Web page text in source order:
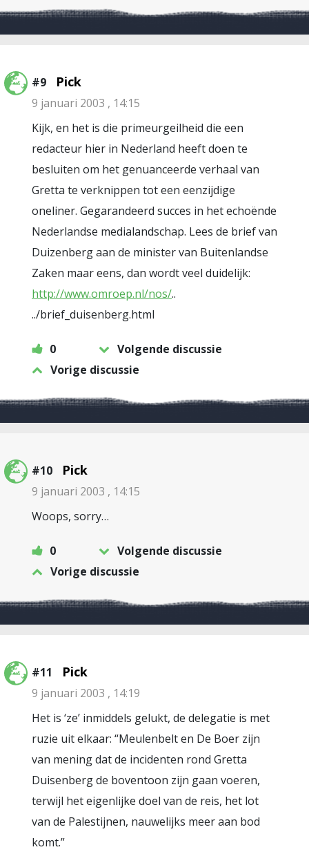
#9 Pick
9 januari 2003 , 14:15
Kijk, en het is die primeurgeilheid die een
redacteur hier in Nederland heeft doen te
besluiten om het genuanceerde verhaal van
Gretta te verknippen tot een eenzijdige
oneliner. Gegarandeerd succes in het echoënde
Nederlandse medialandschap. Lees de brief van
Duizenberg aan de minister van Buitenlandse
Zaken maar eens, dan wordt veel duidelijk:
http://www.omroep.nl/nos/..
../brief_duisenberg.html
0
Volgende discussie
Vorige discussie
#10 Pick
9 januari 2003 , 14:15
Woops, sorry…
0
Volgende discussie
Vorige discussie
#11 Pick
9 januari 2003 , 14:19
Het is ‘ze’ inmiddels gelukt, de delegatie is met
ruzie uit elkaar: “Meulenbelt en De Boer zijn
van mening dat de incidenten rond Gretta
Duisenberg de boventoon zijn gaan voeren,
terwijl het eigenlijke doel van de reis, het lot
van de Palestijnen, nauwelijks meer aan bod
komt.”